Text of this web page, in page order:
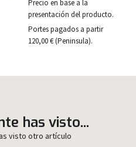
Precio en base a la
presentación del producto.
Portes pagados a partir
120,00 € (Peninsula).
has visto...
visto otro artículo